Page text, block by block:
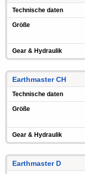
Technische daten
Größe
Gear & Hydraulik
Earthmaster CH
Technische daten
Größe
Gear & Hydraulik
Earthmaster D